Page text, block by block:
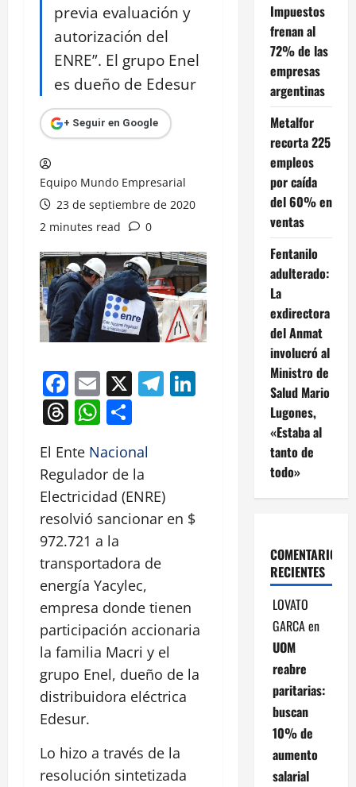
previa evaluación y
autorización del
ENRE”. El grupo Enel
es dueño de Edesur
+ Seguir en Google
Equipo Mundo Empresarial
23 de septiembre de 2020
2 minutes read
0
Facebook
Email
X Telegram
LinkedIn
Threads
WhatsApp
El Ente Nacional
Regulador de la
Electricidad (ENRE)
resolvió sancionar en $
972.721 a la
transportadora de
energía Yacylec,
empresa donde tienen
participación accionaria
la familia Macri y el
grupo Enel, dueño de la
distribuidora eléctrica
Edesur.
Lo hizo a través de la
resolución sintetizada
Impuestos
frenan al
72% de las
empresas
argentinas
Metalfor
recorta 225
empleos
por caída
del 60% en
ventas
Fentanilo
adulterado:
La
exdirectora
del Anmat
involucró al
Ministro de
Salud Mario
Lugones,
«Estaba al
tanto de
todo»
COMENTARIOS
RECIENTES
LOVATO
GARCAen
UOM
reabre
paritarias:
buscan
10% de
aumento
salarial